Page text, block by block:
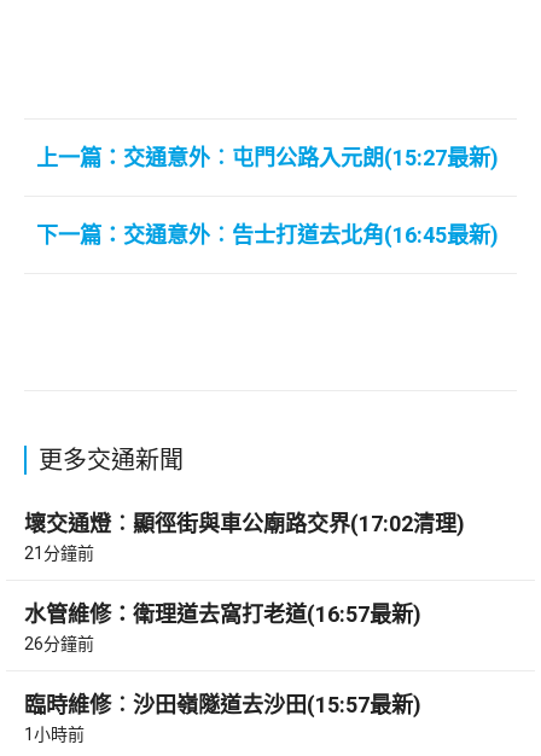
上一篇：交通意外︰屯門公路入元朗(15:27最新)
下一篇：交通意外︰告士打道去北角(16:45最新)
更多交通新聞
壞交通燈︰顯徑街與車公廟路交界(17:02清理)
21分鐘前
水管維修：衛理道去窩打老道(16:57最新)
26分鐘前
臨時維修︰沙田嶺隧道去沙田(15:57最新)
1小時前